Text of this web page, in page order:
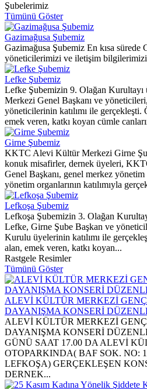
Şubelerimiz
Tümünü Göster
Gazimağusa Şubemiz
Gazimağusa Şubemiz En kısa sürede
yöneticilerimizi ve iletişim
Lefke Şubemiz
Lefke Şubemizin 9. Olağan
Merkezi Genel Başkanı ve
yöneticilerinin katılımı ile
emek veren, katkı koyan cümle
Girne Şubemiz
KKTC Alevi Kültür Merkezi Girne
konuk misafirler, dernek üyeleri,
Genel Başkanı, genel merkez
yönetim organlarının katılımıyla
Lefkoşa Şubemiz
Lefkoşa Şubemizin 3. Olağan
Lefke, Girne Şube Başkan ve
Kurulu üyelerinin katılımı ile
alan, emek veren, katkı koyan...
Rastgele Resimler
Tümünü Göster
ALEVİ KÜLTÜR MERKEZİ
DAYANIŞMA KONSERİ
ALEVİ KÜLTÜR MERKEZİ
DAYANIŞMA KONSERİ
GÜNÜ SAAT 17.00 DA ALEVİ
OTOPARKINDA( BAF SOK. NO:
LEFKOŞA) GERÇEKLEŞEN
DERNEK...